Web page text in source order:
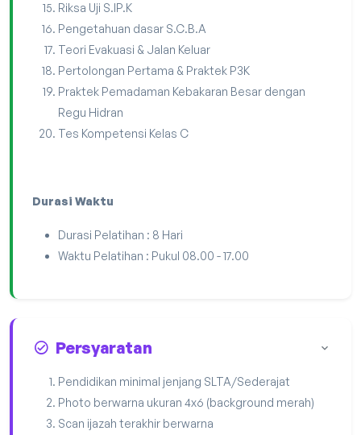
Riksa Uji S.IP.K
Pengetahuan dasar S.C.B.A
Teori Evakuasi & Jalan Keluar
Pertolongan Pertama & Praktek P3K
Praktek Pemadaman Kebakaran Besar dengan
Regu Hidran
Tes Kompetensi Kelas C
Durasi Waktu
Durasi Pelatihan : 8 Hari
Waktu Pelatihan : Pukul 08.00 - 17.00
Persyaratan
Pendidikan minimal jenjang SLTA/Sederajat
Photo berwarna ukuran 4x6 (background merah)
Scan ijazah terakhir berwarna